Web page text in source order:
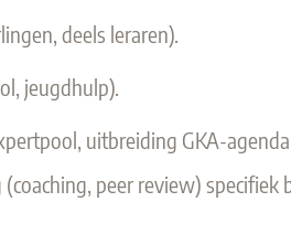
deels leraren).
jeugdhulp).
uitbreiding GKA-
peer review) specifiek